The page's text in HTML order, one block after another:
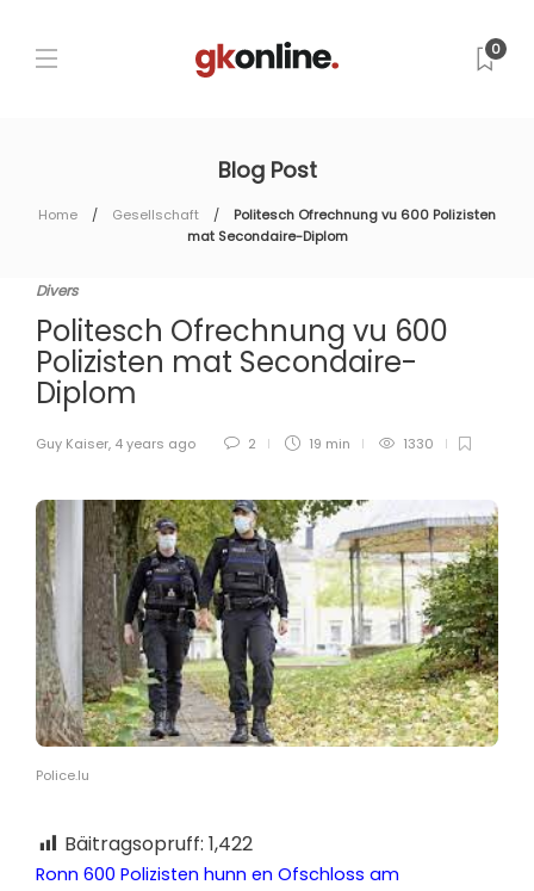
0
Blog Post
Home Gesellschaft
Politesch Ofrechnung vu 600 Polizisten
mat Secondaire-Diplom
Divers
Politesch Ofrechnung vu 600
Polizisten mat Secondaire-
Diplom
Guy Kaiser, 4 years ago 2 19 min 1330
Police.lu
Bäitragsopruff: 1,422
Ronn 600 Polizisten hunn en Ofschloss am